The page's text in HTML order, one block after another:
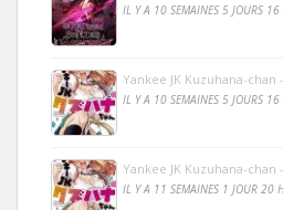
IL Y A 10 SEMAINES 5 JOURS 16
Yankee JK Kuzuhana-chan
IL Y A 10 SEMAINES 5 JOURS 16
Yankee JK Kuzuhana-chan
IL Y A 11 SEMAINES 1 JOUR 20